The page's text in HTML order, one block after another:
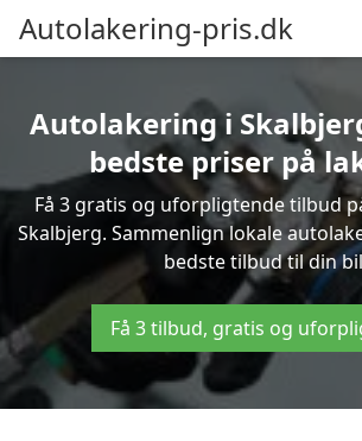
Autolakering-pris.dk
Autolakering i
bedste priser på
Få 3 gratis og uforpligtende tilbud
Skalbjerg. Sammenlign lokale
bedste tilbud til din
Få 3 tilbud, gratis og